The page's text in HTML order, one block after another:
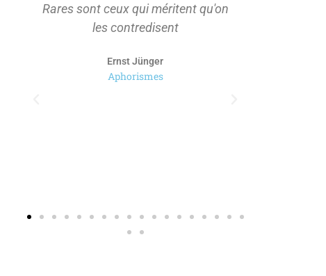
Rares sont ceux qui méritent qu'on
les contredisent
Ernst Jünger
Aphorismes